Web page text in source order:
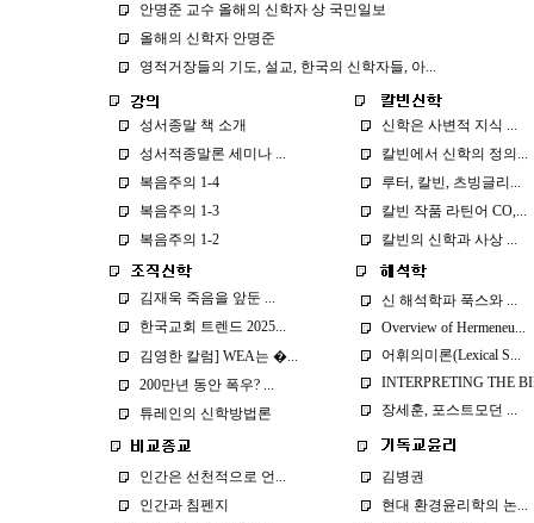
안명준 교수 올해의 신학자 상 국민일보
올해의 신학자 안명준
영적거장들의 기도, 설교, 한국의 신학자들, 아...
성서종말 책 소개
성서적종말론 세미나 ...
복음주의 1-4
복음주의 1-3
복음주의 1-2
신학은 사변적 지식 ...
칼빈에서 신학의 정의...
루터, 칼빈, 츠빙글리...
칼빈 작품 라틴어 CO,...
칼빈의 신학과 사상 ...
김재욱 죽음을 앞둔 ...
한국교회 트렌드 2025...
김영한 칼럼] WEA는 �...
200만년 동안 폭우? ...
튜레인의 신학방법론
신 해석학파 푹스와 ...
Overview of Hermeneu...
어휘의미론(Lexical S...
INTERPRETING THE
장세훈, 포스트모던 ...
인간은 선천적으로 언...
인간과 침펜지
김병권
현대 환경윤리학의 논...